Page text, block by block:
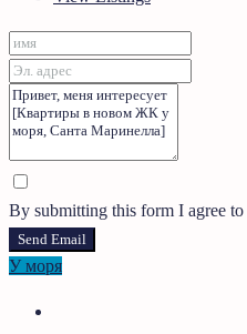
By submitting this form I agree to
Send Email
У моря